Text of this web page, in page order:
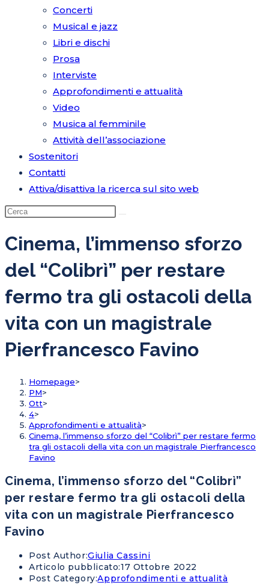
Concerti
Musical e jazz
Libri e dischi
Prosa
Interviste
Approfondimenti e attualità
Video
Musica al femminile
Attività dell’associazione
Sostenitori
Contatti
Attiva/disattiva la ricerca sul sito web
Cinema, l’immenso sforzo
del “Colibrì” per restare
fermo tra gli ostacoli della
vita con un magistrale
Pierfrancesco Favino
Homepage>
PM>
Ott>
4>
Approfondimenti e attualità>
Cinema, l’immenso sforzo del “Colibrì” per restare fermo
tra gli ostacoli della vita con un magistrale Pierfrancesco
Favino
Cinema, l’immenso sforzo del “Colibrì”
per restare fermo tra gli ostacoli della
vita con un magistrale Pierfrancesco
Favino
Post Author:Giulia Cassini
Articolo pubblicato:17 Ottobre 2022
Post Category:Approfondimenti e attualità